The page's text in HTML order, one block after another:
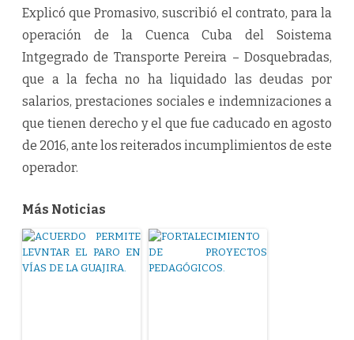
Explicó que Promasivo, suscribió el contrato, para la
operación de la Cuenca Cuba del Soistema
Intgegrado de Transporte Pereira – Dosquebradas,
que a la fecha no ha liquidado las deudas por
salarios, prestaciones sociales e indemnizaciones a
que tienen derecho y el que fue caducado en agosto
de 2016, ante los reiterados incumplimientos de este
operador.
Más Noticias